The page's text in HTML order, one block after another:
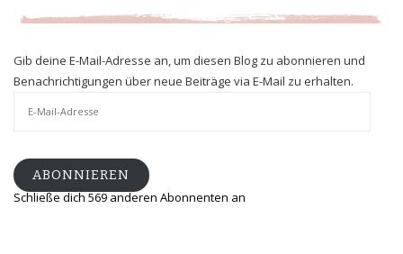
Gib deine E-Mail-Adresse an, um diesen Blog zu abonnieren und
Benachrichtigungen über neue Beiträge via E-Mail zu erhalten.
ABONNIEREN
Schließe dich 569 anderen Abonnenten an